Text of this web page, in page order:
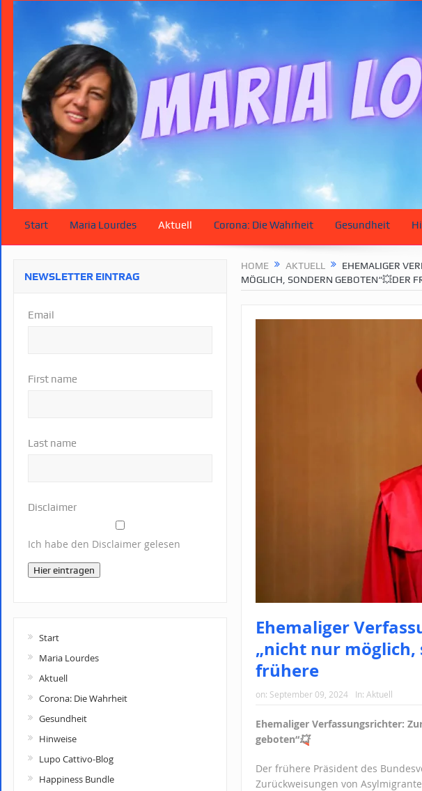
Start Maria Lourdes Aktuell Corona: Die Wahrheit Gesundheit
HOME AKTUELL
EHEMALIGER
MÖGLICH, SONDERN GEBOTEN“💥DER
Ehemaliger
„nicht nur möglich,
frühere
on: September 09, 2024 In: Aktuell
Ehemaliger Verfassungsrichter:
geboten“💥
Der frühere Präsident des
Zurückweisungen von
NEWSLETTER EINTRAG
Email
First name
Last name
Disclaimer
Ich habe den Disclaimer gelesen
Hier eintragen
Start
Maria Lourdes
Aktuell
Corona: Die Wahrheit
Gesundheit
Hinweise
Lupo Cattivo-Blog
Happiness Bundle